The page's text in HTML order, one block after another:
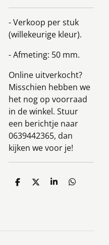
- Verkoop per stuk
(willekeurige kleur).
- Afmeting: 50 mm.
Online uitverkocht?
Misschien hebben we
het nog op voorraad
in de winkel. Stuur
een berichtje naar
0639442365, dan
kijken we voor je!
D
D
S
D